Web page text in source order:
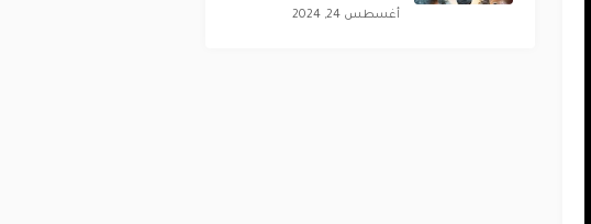
أغسطس 24, 2024